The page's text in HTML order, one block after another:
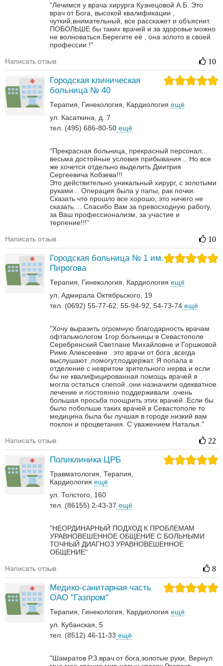
"Лечимся у врача хирурга Кузнецовой А.Б. Это
врач от Бога, высокой квалификации ,
чуткий,внимательный, все расскажет и объяснит.
ПОБОЛЬШЕ бы таких врачей и за здоровье можно
не волноваться.Берегите её , она золото в своей
профессии !"
Написать отзыв 10
Городская клиническая
больница № 40
Терапия Гинекология Кардиология ещё
ул. Касаткина, д. 7
тел. (495) 686-80-50 ещё
"Прекрасная больница, прекрасный персонал...
весьма достойные условия прибывания... Но все
же хочется отдельно выделить Дмитрия
Сергеевича Кобзева!!!
Это действительно уникальный хирург, с золотыми
руками... Операция была у папы, рак почки.
Сказать что прошло все хорошо, это ничего не
сказать.... Спасибо Вам за превосходную работу,
за Ваш профессионализм, за участие и
терпение!!!"
Написать отзыв 10
Городская больница № 1 им.
Пирогова
Терапия Гинекология Кардиология ещё
ул. Адмирала Октябрьского, 19
тел. (0692) 55-77-62, 55-94-92, 54-73-74 ещё
"Хочу выразить огромную благодарность врачам
офтальмологом 1гор.больницы в Севастополе
Серебрянский Светлане Михайловне и Горшковой
Риме Алексеевне . это врачи от бога ,всегда
выслушают ,помогут,поддержат. Я попала в
отделение с невритом зрительного нерва и если
бы не квалифицированная помощь врачей я
могла остаться слепой .они назначили одекватное
лечение и постоянно поддерживали .очень
большая просьба поощрить этих врачей .Если бы
было побольше таких врачей в Севастополе то
медицина была бы лучшая в городе.низкий вам
поклон и процветания. С уважением Наталья."
Написать отзыв 22
Поликлиника ЦРБ
Травматология Терапия
Кардиология ещё
ул. Толстого, 160
тел. (86155) 2-43-37 ещё
"НЕОРДИНАРНЫЙ ПОДХОД К ПРОБЛЕМАМ
УРАВНОВЕШЕННОЕ ОБЩЕНИЕ С БОЛЬНЫМИ
ТОЧНЫЙ ДИАГНОЗ УРАВНОВЕШЕННОЕ
ОБЩЕНИЕ"
Написать отзыв 8
Медико-санитарная часть
ОАО "Газпром"
Терапия Гинекология Кардиология ещё
ул. Кубанская, 5
тел. (8512) 46-11-33 ещё
"Шамратов Р.З.врач от бога,золотые руки, Вернул